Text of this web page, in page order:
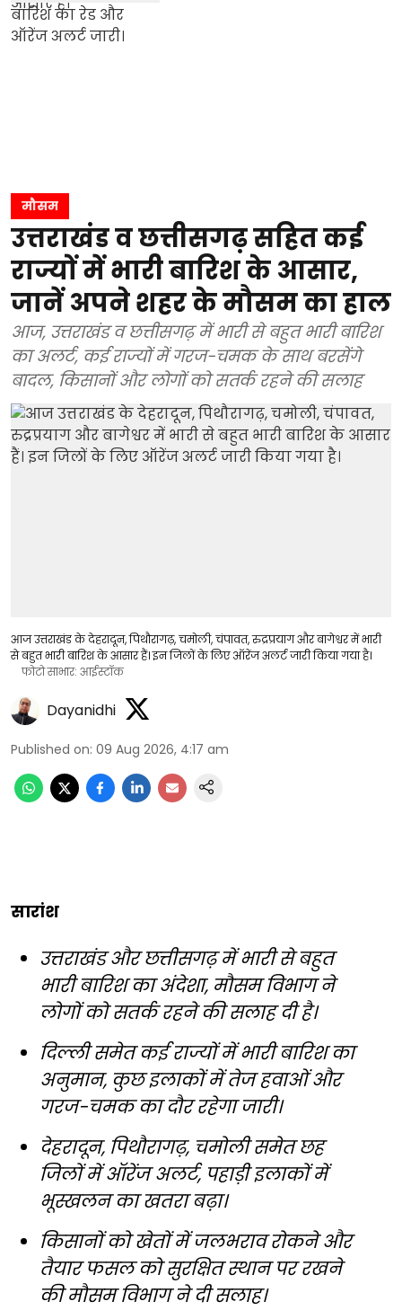
मौसम
उत्तराखंड व छत्तीसगढ़ सहित कई
राज्यों में भारी बारिश के आसार,
जानें अपने शहर के मौसम का हाल
आज, उत्तराखंड व छत्तीसगढ़ में भारी से बहुत भारी बारिश
का अलर्ट, कई राज्यों में गरज-चमक के साथ बरसेंगे
बादल, किसानों और लोगों को सतर्क रहने की सलाह
आज उत्तराखंड के देहरादून, पिथौरागढ़, चमोली, चंपावत, रुद्रप्रयाग और बागेश्वर में भारी
से बहुत भारी बारिश के आसार हैं। इन जिलों के लिए ऑरेंज अलर्ट जारी किया गया है।
फोटो साभार: आईस्टॉक
Dayanidhi
Published on: 09 Aug 2026, 4:17 am
सारांश
उत्तराखंड और छत्तीसगढ़ में भारी से बहुत
भारी बारिश का अंदेशा, मौसम विभाग ने
लोगों को सतर्क रहने की सलाह दी है।
दिल्ली समेत कई राज्यों में भारी बारिश का
अनुमान, कुछ इलाकों में तेज हवाओं और
गरज-चमक का दौर रहेगा जारी।
देहरादून, पिथौरागढ़, चमोली समेत छह
जिलों में ऑरेंज अलर्ट, पहाड़ी इलाकों में
भूस्खलन का खतरा बढ़ा।
किसानों को खेतों में जलभराव रोकने और
तैयार फसल को सुरक्षित स्थान पर रखने
की मौसम विभाग ने दी सलाह।